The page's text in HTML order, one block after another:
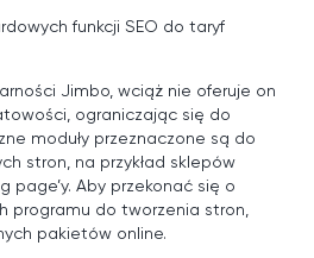
funkcji SEO do taryf
Jimbo, wciąż nie oferuje on
ograniczając się do
moduły przeznaczone są do
stron, na przykład sklepów
page’y. Aby przekonać się o
programu do tworzenia stron,
pakietów online.